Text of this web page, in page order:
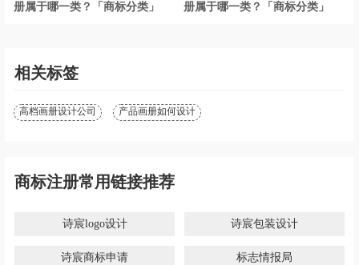
册属于哪一类？「商标分类」
册属于哪一类？「商标分类」
相关标签
高档画册设计公司 产品画册如何设计
商标注册常用链接推荐
诗宸logo设计 诗宸包装设计
诗宸商标申请 标志情报局